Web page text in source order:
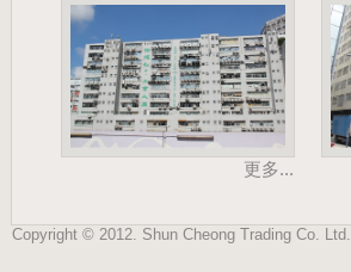
更多...
Copyright © 2012. Shun Cheong Trading Co. Ltd.